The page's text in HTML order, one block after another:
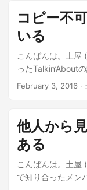
るか、 いろいろ
一歩」となったの
コピー不
いる
こんばんは。土屋
ったTalkin’About
を考える】に参加
った「はじめの一
February 3, 2016 ·
他人から
ある
こんばんは。土屋
で知り合ったメン